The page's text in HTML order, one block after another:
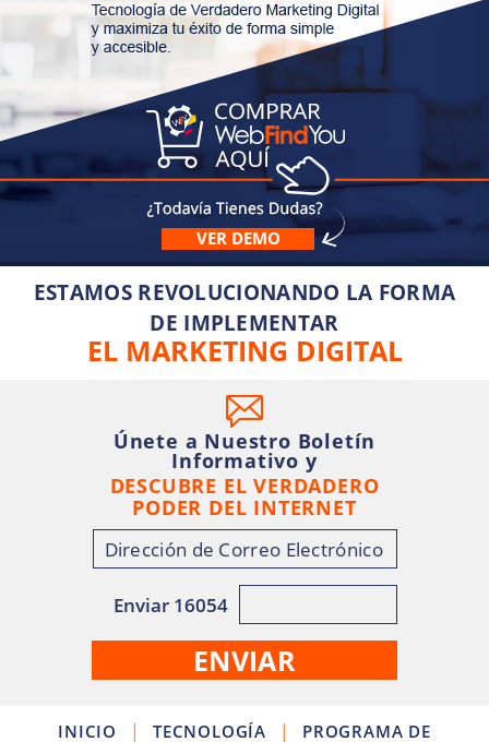
VER DEMO
ESTAMOS REVOLUCIONANDO LA FORMA
DE IMPLEMENTAR
EL MARKETING DIGITAL
Únete a Nuestro Boletín
Informativo y
DESCUBRE EL VERDADERO
PODER DEL INTERNET
Enviar 16054
INICIO | TECNOLOGÍA | PROGRAMA DE